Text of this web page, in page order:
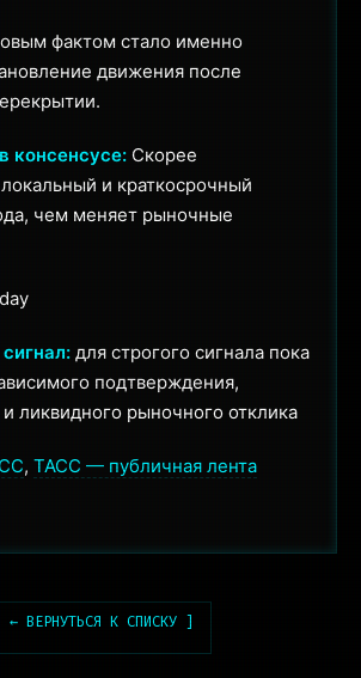
фактом стало именно
движения после
консенсусе: Скорее
и краткосрочный
чем меняет рыночные
для строгого сигнала пока
подтверждения,
ликвидного рыночного отклика
, ТАСС — публичная лента
← ВЕРНУТЬСЯ К СПИСКУ ]